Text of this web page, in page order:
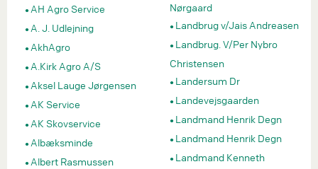
AH Agro Service
A. J. Udlejning
AkhAgro
A.Kirk Agro A/S
Aksel Lauge Jørgensen
AK Service
AK Skovservice
Albæksminde
Albert Rasmussen
Nørgaard
Landbrug v/Jais Andreasen
Landbrug. V/Per Nybro
Christensen
Landersum Dr
Landevejsgaarden
Landmand Henrik Degn
Landmand Henrik Degn
Landmand Kenneth